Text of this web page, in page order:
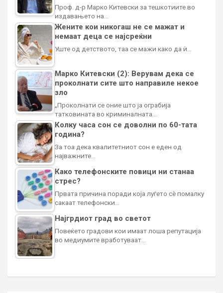
Проф. д-р Марко Китевски за тешкотиите во
издавањето на…
Жените кои никогаш не се мажат и
немаат деца се најсреќни
Уште од детството, таа се мажи како да ѝ…
Марко Китевски (2): Верувам дека се
проколнати сите што направиле некое
зло
„Проколнати се оние што ја ограбија
татковината во криминалната…
Колку часа сон се доволни по 60-тата
година?
За тоа дека квалитетниот сон е еден од
најважните…
Како телефонските повици ни станаа
стрес?
Првата причина поради која луѓето сè помалку
сакаат телефонски…
Најгрдиот град во светот
Повеќето градови кои имаат лоша репутација
во медиумите вработуваат…